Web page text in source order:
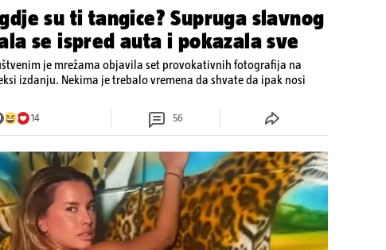
gdje su ti tangice? Supruga slavnog
se ispred auta i pokazala sve
je mrežama objavila set provokativnih fotografija na
izdanju. Nekima je trebalo vremena da shvate da ipak nosi
14 56